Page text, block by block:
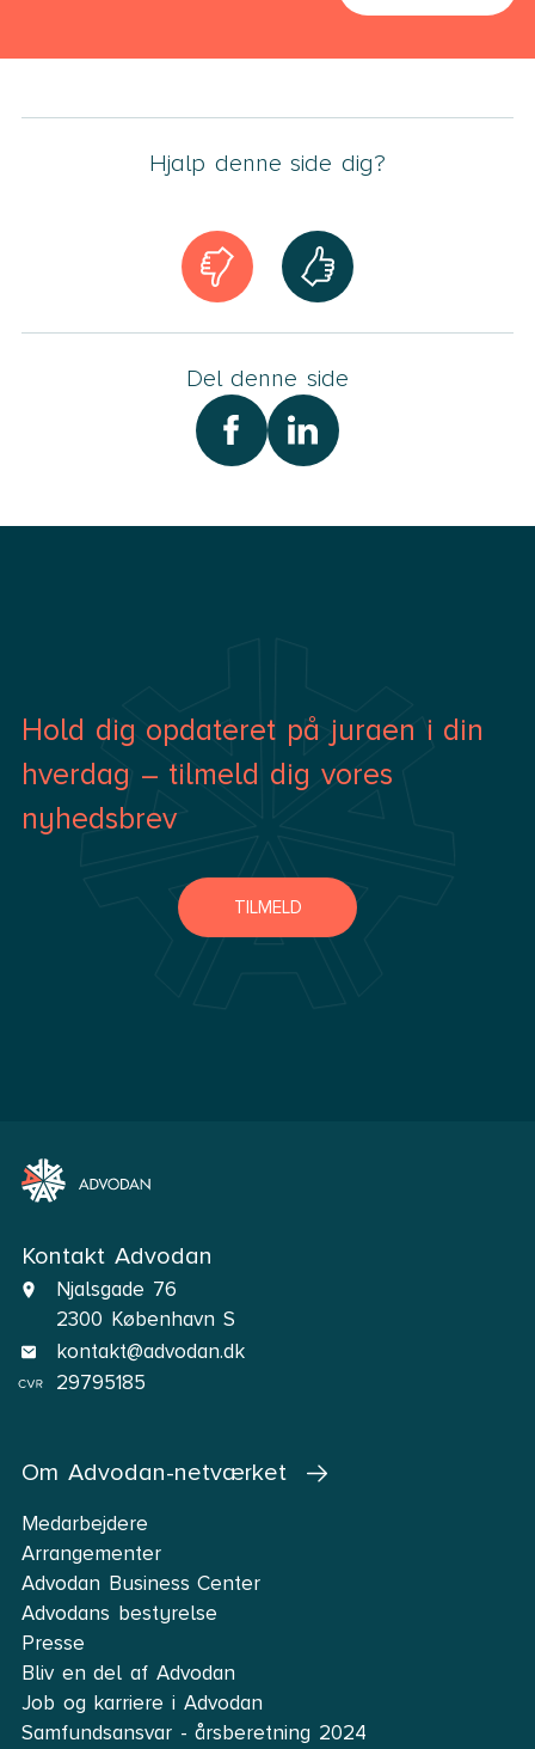
Hjalp denne side dig?
Del denne side
Kontakt Advodan
Njalsgade 76
2300 København S
kontakt@advodan.dk
29795185
Om Advodan-netværket
Medarbejdere
Arrangementer
Advodan Business Center
Advodans bestyrelse
Presse
Bliv en del af Advodan
Job og karriere i Advodan
Samfundsansvar - årsberetning 2024
Hold dig opdateret på juraen i din
hverdag – tilmeld dig vores
nyhedsbrev
TILMELD